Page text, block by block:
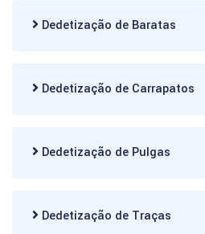
Dedetização de Baratas
Dedetização de Carrapatos
Dedetização de Pulgas
Dedetização de Traças